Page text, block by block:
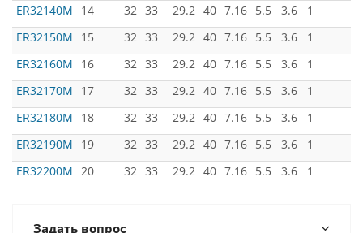
ER32140M
14 32 33 29.2 40 7.16 5.5 3.6
1
ER32150M
15 32 33 29.2 40 7.16 5.5 3.6
1
ER32160M
16 32 33 29.2 40 7.16 5.5 3.6
1
ER32170M
17 32 33 29.2 40 7.16 5.5 3.6
1
ER32180M
18 32 33 29.2 40 7.16 5.5 3.6
1
ER32190M
19 32 33 29.2 40 7.16 5.5 3.6
1
ER32200M 20 32 33 29.2 40 7.16 5.5 3.6 1
Задать вопрос